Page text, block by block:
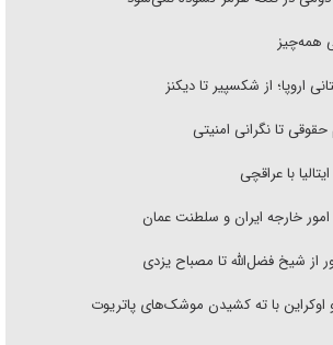
همه‌چیز
اروپا؛ از شکسپیر تا دیکنز
حقوقی تا نگرانی امنیتی
با عراقچی
خارجه ایران و سلطنت عمان
از شیخ فضل‌الله تا مصباح یزدی
اوکراین با ته کشیدن موشک‌های پاتریوت